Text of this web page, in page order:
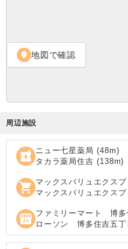
location_on 地図で確認
周辺施設
local_pharmacy ニュー七星薬局 (48m)
タカラ薬局住吉 (138m)
shopping_cart マックスバリュエクス
マックスバリュエクス
local_convenience_store ファミリーマート 博多
ローソン 博多住吉五丁